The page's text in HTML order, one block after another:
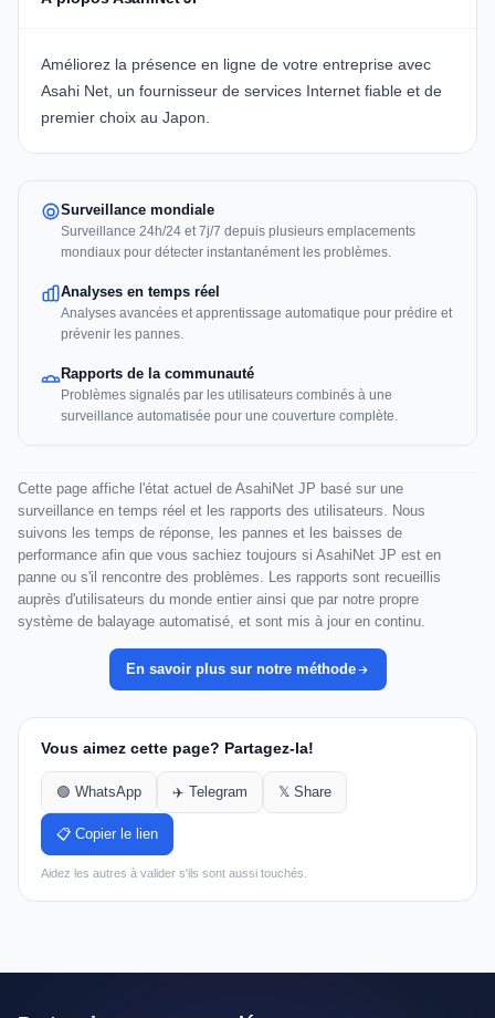
Améliorez la présence en ligne de votre entreprise avec
Asahi Net, un fournisseur de services Internet fiable et de
premier choix au Japon.
Surveillance mondiale
Surveillance 24h/24 et 7j/7 depuis plusieurs emplacements
mondiaux pour détecter instantanément les problèmes.
Analyses en temps réel
Analyses avancées et apprentissage automatique pour prédire et
prévenir les pannes.
Rapports de la communauté
Problèmes signalés par les utilisateurs combinés à une
surveillance automatisée pour une couverture complète.
Cette page affiche l'état actuel de AsahiNet JP basé sur une
surveillance en temps réel et les rapports des utilisateurs. Nous
suivons les temps de réponse, les pannes et les baisses de
performance afin que vous sachiez toujours si AsahiNet JP est en
panne ou s'il rencontre des problèmes. Les rapports sont recueillis
auprès d'utilisateurs du monde entier ainsi que par notre propre
système de balayage automatisé, et sont mis à jour en continu.
En savoir plus sur notre méthode
Vous aimez cette page? Partagez-la!
🟢 WhatsApp ✈️ Telegram 𝕏 Share
📋 Copier le lien
Aidez les autres à valider s'ils sont aussi touchés.